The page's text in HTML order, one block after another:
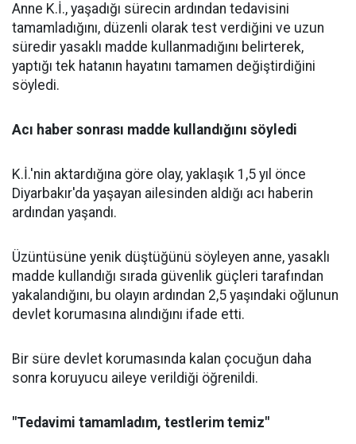
Anne K.İ., yaşadığı sürecin ardından tedavisini
tamamladığını, düzenli olarak test verdiğini ve uzun
süredir yasaklı madde kullanmadığını belirterek,
yaptığı tek hatanın hayatını tamamen değiştirdiğini
söyledi.
Acı haber sonrası madde kullandığını söyledi
K.İ.'nin aktardığına göre olay, yaklaşık 1,5 yıl önce
Diyarbakır'da yaşayan ailesinden aldığı acı haberin
ardından yaşandı.
Üzüntüsüne yenik düştüğünü söyleyen anne, yasaklı
madde kullandığı sırada güvenlik güçleri tarafından
yakalandığını, bu olayın ardından 2,5 yaşındaki oğlunun
devlet korumasına alındığını ifade etti.
Bir süre devlet korumasında kalan çocuğun daha
sonra koruyucu aileye verildiği öğrenildi.
"Tedavimi tamamladım, testlerim temiz"